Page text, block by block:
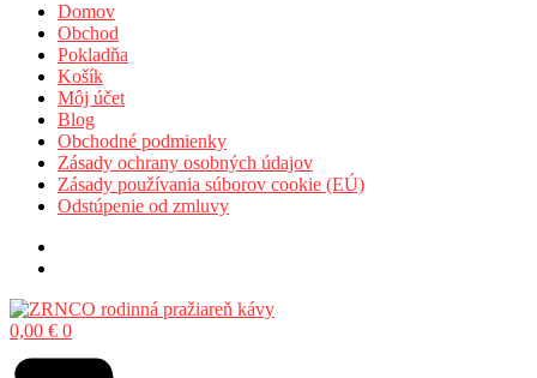
Domov
Obchod
Pokladňa
Košík
Môj účet
Blog
Obchodné podmienky
Zásady ochrany osobných údajov
Zásady používania súborov cookie (EÚ)
Odstúpenie od zmluvy
0,00 € 0